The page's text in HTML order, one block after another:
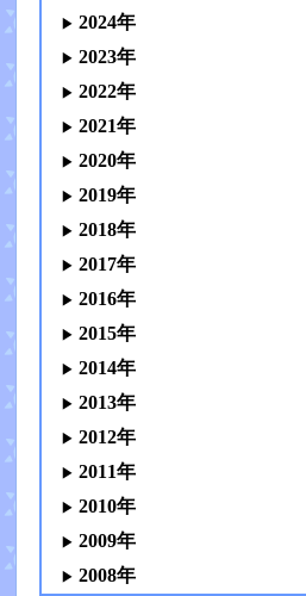
2024年
2023年
2022年
2021年
2020年
2019年
2018年
2017年
2016年
2015年
2014年
2013年
2012年
2011年
2010年
2009年
2008年